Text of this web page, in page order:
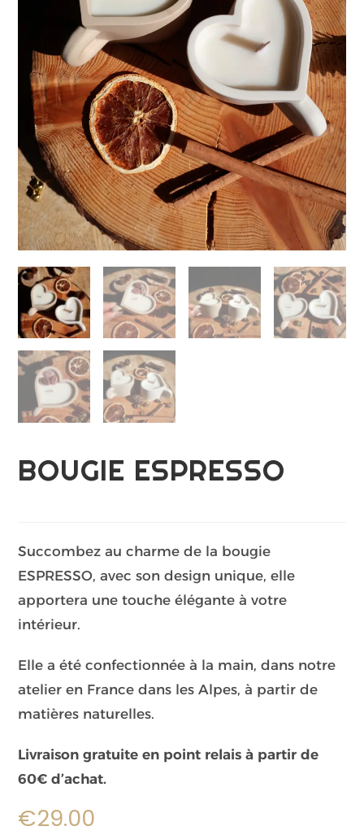
BOUGIE ESPRESSO
Succombez au charme de la bougie
ESPRESSO, avec son design unique, elle
apportera une touche élégante à votre
intérieur.
Elle a été confectionnée à la main, dans notre
atelier en France dans les Alpes, à partir de
matières naturelles.
Livraison gratuite en point relais à partir de
60€ d’achat.
€29.00